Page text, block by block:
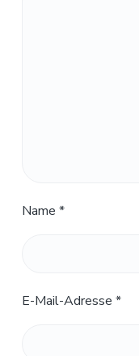
Name *
E-Mail-Adresse *